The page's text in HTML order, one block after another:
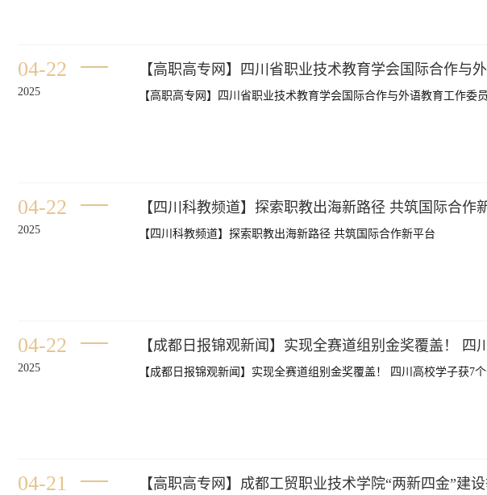
04-22
2025 【高职高专网】四川省职业技术教育学会国际合作与外语教育工作
04-22
2025
【四川科教频道】探索职教出海新路径 共筑国际合作
【四川科教频道】探索职教出海新路径 共筑国际合作新平台
04-22
2025
【成都日报锦观新闻】实现全赛道组别金奖覆盖！ 四
【成都日报锦观新闻】实现全赛道组别金奖覆盖！ 四川高校学子获7
04-21 【高职高专网】成都工贸职业技术学院“两新四金”建